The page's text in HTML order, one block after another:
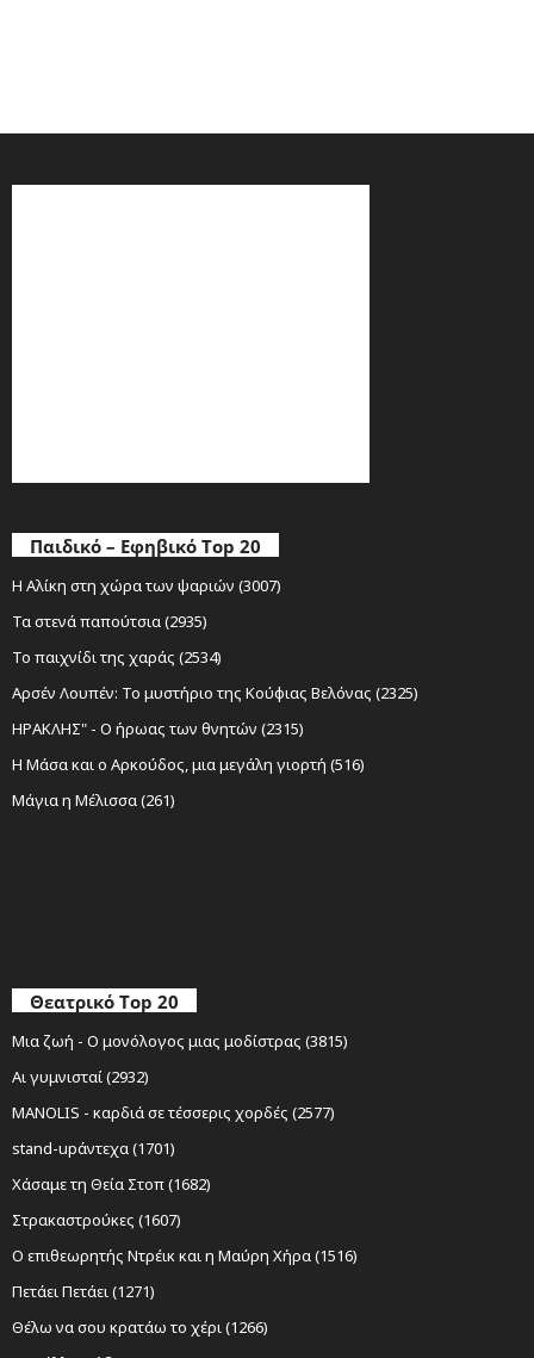
Παιδικό – Εφηβικό Top 20
Η Αλίκη στη χώρα των ψαριών (3007)
Τα στενά παπούτσια (2935)
Το παιχνίδι της χαράς (2534)
Αρσέν Λουπέν: Το μυστήριο της Κούφιας Βελόνας (2325)
ΗΡΑΚΛΗΣ" - Ο ήρωας των θνητών (2315)
Η Μάσα και ο Αρκούδος, μια μεγάλη γιορτή (516)
Μάγια η Μέλισσα (261)
Θεατρικό Top 20
Μια ζωή - Ο μονόλογος μιας μοδίστρας (3815)
Αι γυμνισταί (2932)
MANOLIS - καρδιά σε τέσσερις χορδές (2577)
stand-upάντεχα (1701)
Χάσαμε τη Θεία Στοπ (1682)
Στρακαστρούκες (1607)
Ο επιθεωρητής Ντρέικ και η Μαύρη Χήρα (1516)
Πετάει Πετάει (1271)
Θέλω να σου κρατάω το χέρι (1266)